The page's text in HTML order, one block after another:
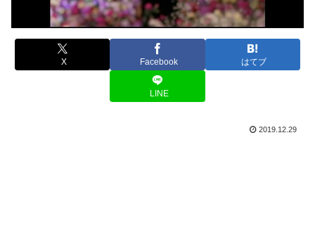
X Facebook はてブ
LINE
2019.12.29